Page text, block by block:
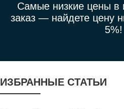
Самые низкие цены в
заказ — найдете цену
5%!
ИЗБРАННЫЕ СТАТЬИ